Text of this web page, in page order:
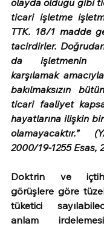
olayda olduğu gibi
ticari işletme
TTK. 18/1 madde
tacirdirler.
da işletmenin
karşılamak
bakılmaksızın
ticari faaliyet
hayatlarına ilişkin
olamayacaktır.”
2000/19-1255 Esas,
Doktrin ve
görüşlere göre
tüketici
anlam